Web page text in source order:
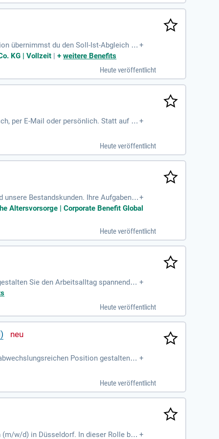
übernimmst du den Soll-Ist-Abgleich vo
und Funktionskontrollen durch, ni
wenn du gerne mit Menschen arbeites
im Umgang mit Tablets oder iPads erf
+
KG | Vollzeit |+weitere Benefits
Heute veröffentlicht
per E-Mail oder persönlich. Statt auf V
Fragen und ermittelst gemeinsam di
diese gut aufgehoben fühlen. Durch k
und steigerst deine Karriere
+
Heute veröffentlicht
Bestandskunden. Ihre Aufgaben u
ist es Ihre Verantwortung, den Be
Angebote und erarbeiten En
zur Regulierung. Voraussetzung ist ein
+
Altersvorsorge | Corporate Benefit Global
Heute veröffentlicht
Sie den Arbeitsalltag spannend u
Ihrer Kunden und ermöglicht ihnen ei
einen wachsenden Kundenbestand u
im Kundenkontakt. Bewerben Sie
+
Heute veröffentlicht
Position gestalten Si
begeistert und schützt, was
jetzt, um gemeinsam einen Unterschi
+
Heute veröffentlicht
(m/w/d) in Düsseldorf. In dieser Rolle bet +